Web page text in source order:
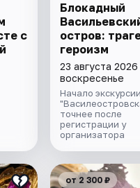
с
Блокадный
остров:
героизм
23 августа 2026
воскресенье
Начало
точнее после
регистрации у
организатора
от 2 300 ₽